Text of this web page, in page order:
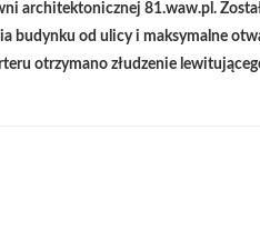
architektonicznej 81.waw.pl.
budynku od ulicy i maksymalne
otrzymano złudzenie